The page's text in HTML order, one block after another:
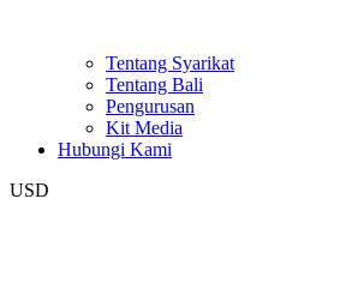
Tentang Syarikat
Tentang Bali
Pengurusan
Kit Media
Hubungi Kami
USD